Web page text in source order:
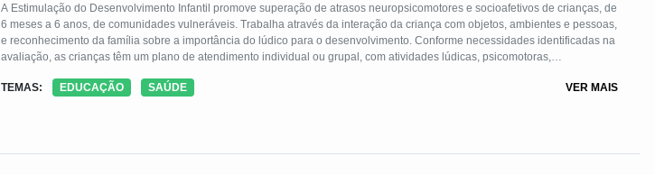
A Estimulação do Desenvolvimento Infantil promove superação de atrasos neuropsicomotores e socioafetivos de crianças, de
6 meses a 6 anos, de comunidades vulneráveis. Trabalha através da interação da criança com objetos, ambientes e pessoas,
e reconhecimento da família sobre a importância do lúdico para o desenvolvimento. Conforme necessidades identificadas na
avaliação, as crianças têm um plano de atendimento individual ou grupal, com atividades lúdicas, psicomotoras,
Algumas são encaminhadas a serviços de referência. Há reuniões temáticas e visitas às famílias.
TEMAS: EDUCAÇÃO SAÚDE VER MAIS